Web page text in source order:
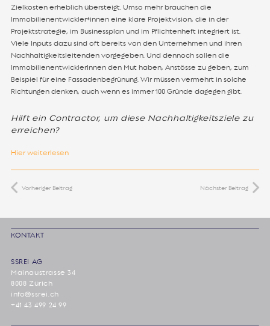
Zielkosten erheblich übersteigt. Umso mehr brauchen die
Immobilienentwickler*innen eine klare Projektvision, die in der
Projektstrategie, im Businessplan und im Pflichtenheft integriert ist.
Viele Inputs dazu sind oft bereits von den Unternehmen und ihren
Nachhaltigkeitsleitenden vorgegeben. Und dennoch sollen die
ImmobilienentwicklerInnen den Mut haben, Anstösse zu geben, zum
Beispiel für eine Fassadenbegrünung. Wir müssen vermehrt in solche
Richtungen denken, auch wenn es immer 100 Gründe dagegen gibt.
Hilft ein Contractor, um diese Nachhaltigkeitsziele zu
erreichen?
Hier weiterlesen
Vorheriger Beitrag Nächster Beitrag
KONTAKT
SSREI AG
Mainaustrasse 34
8008 Zürich
info@ssrei.ch
+41 43 499 24 99